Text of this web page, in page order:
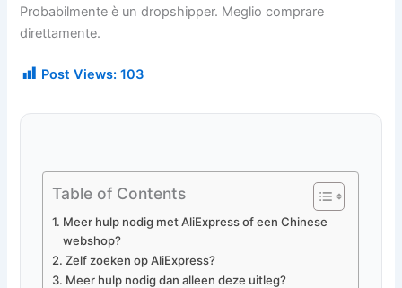
Probabilmente è un dropshipper. Meglio comprare
direttamente.
Post Views: 103
Table of Contents
Meer hulp nodig met AliExpress of een Chinese
webshop?
Zelf zoeken op AliExpress?
Meer hulp nodig dan alleen deze uitleg?